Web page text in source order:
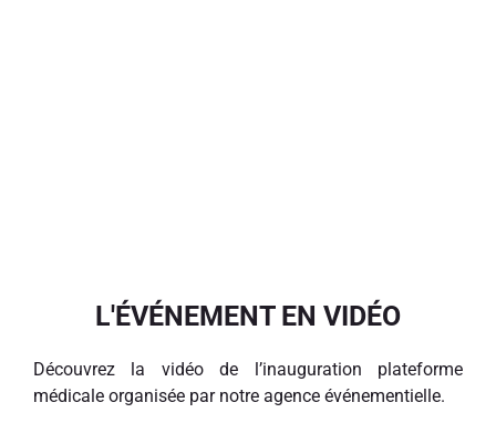
L'ÉVÉNEMENT EN VIDÉO
Découvrez la vidéo de l’inauguration plateforme
médicale organisée par notre agence événementielle.